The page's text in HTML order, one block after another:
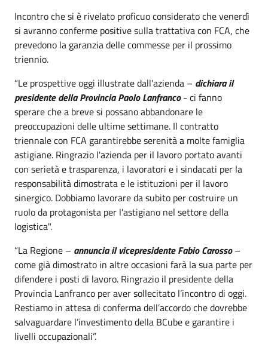
Incontro che si è rivelato proficuo considerato che venerdì
si avranno conferme positive sulla trattativa con FCA, che
prevedono la garanzia delle commesse per il prossimo
triennio.
“Le prospettive oggi illustrate dall'azienda – dichiara il
presidente della Provincia Paolo Lanfranco- ci fanno
sperare che a breve si possano abbandonare le
preoccupazioni delle ultime settimane. Il contratto
triennale con FCA garantirebbe serenità a molte famiglia
astigiane. Ringrazio l'azienda per il lavoro portato avanti
con serietà e trasparenza, i lavoratori e i sindacati per la
responsabilità dimostrata e le istituzioni per il lavoro
sinergico. Dobbiamo lavorare da subito per costruire un
ruolo da protagonista per l'astigiano nel settore della
logistica".
“La Regione – annuncia il vicepresidente Fabio Carosso–
come già dimostrato in altre occasioni farà la sua parte per
difendere i posti di lavoro. Ringrazio il presidente della
Provincia Lanfranco per aver sollecitato l’incontro di oggi.
Restiamo in attesa di conferma dell’accordo che dovrebbe
salvaguardare l’investimento della BCube e garantire i
livelli occupazionali”.